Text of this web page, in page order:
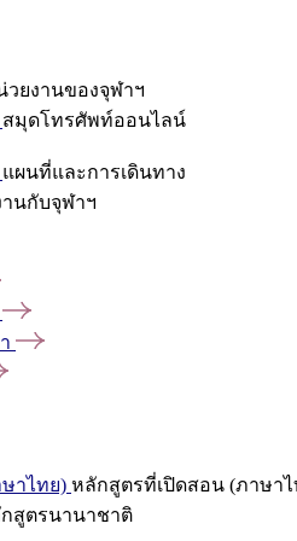
วยงานของจุฬาฯ
สมุดโทรศัพท์ออนไลน์
แผนที่และการเดินทาง
านกับจุฬาฯ
าไทย) หลักสูตรที่เปิดสอน (ภาษาไ
สูตรนานาชาติ